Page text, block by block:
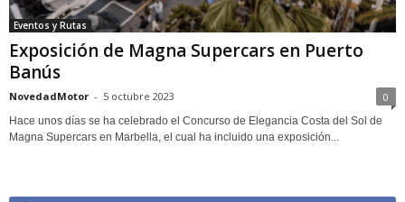
Eventos y Rutas
Exposición de Magna Supercars en Puerto
Banús
NovedadMotor - 5 octubre 2023 0
Hace unos días se ha celebrado el Concurso de Elegancia Costa del Sol de
Magna Supercars en Marbella, el cual ha incluido una exposición...